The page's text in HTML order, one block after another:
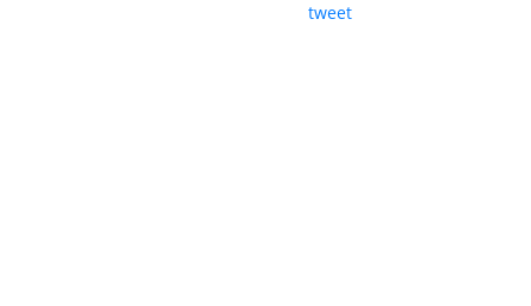
tweet